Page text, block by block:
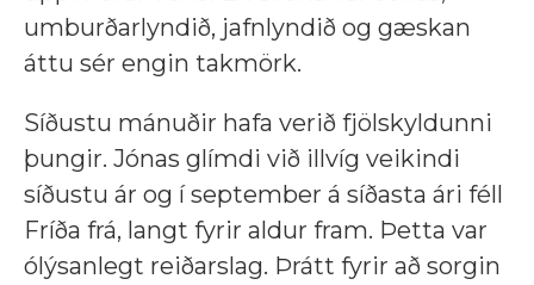
umburðarlyndið, jafnlyndið og gæskan
áttu sér engin takmörk.
Síðustu mánuðir hafa verið fjölskyldunni
þungir. Jónas glímdi við illvíg veikindi
síðustu ár og í september á síðasta ári féll
Fríða frá, langt fyrir aldur fram. Þetta var
ólýsanlegt reiðarslag. Þrátt fyrir að sorgin